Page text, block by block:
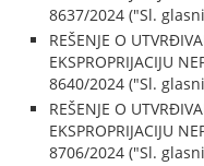
8637/2024 ("Sl.
REŠENJE O
EKSPROPRIJACIJU
8640/2024 ("Sl.
REŠENJE O
EKSPROPRIJACIJU
8706/2024 ("Sl.